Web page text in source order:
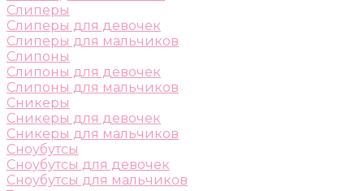
Слиперы
Слиперы для девочек
Слиперы для мальчиков
Слипоны
Слипоны для девочек
Слипоны для мальчиков
Сникеры
Сникеры для девочек
Сникеры для мальчиков
Сноубутсы
Сноубутсы для девочек
Сноубутсы для мальчиков